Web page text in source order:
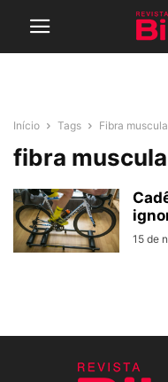
Início Tags Fibra
fibra
15 de